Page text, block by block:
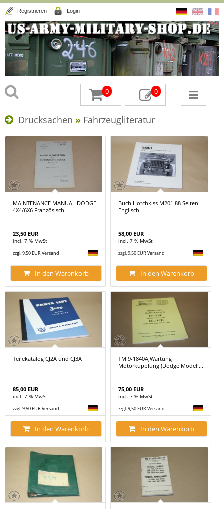
Registrieren Login
0 0
Drucksachen » Fahrzeugliteratur
MAINTENANCE MANUAL DODGE
4X4/6X6 Französisch
23,50 EUR
incl. 7 % MwSt
zzgl. 9,50 EUR Versand
In den Warenkorb
Buch Hotchkiss M201 88 Seiten
Englisch
58,00 EUR
incl. 7 % MwSt
zzgl. 9,50 EUR Versand
In den Warenkorb
Teilekatalog CJ2A und CJ3A
85,00 EUR
incl. 7 % MwSt
zzgl. 9,50 EUR Versand
In den Warenkorb
TM 9-1840A,Wartung
Motorkupplung (Dodge Modell...
75,00 EUR
incl. 7 % MwSt
zzgl. 9,50 EUR Versand
In den Warenkorb